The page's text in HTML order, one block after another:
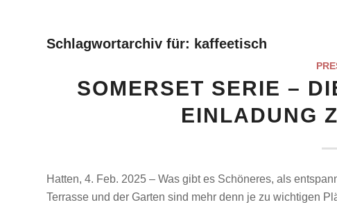
Schlagwortarchiv für: kaffeetisch
SOMERSET SERIE –
EINLADUNG
Hatten, 4. Feb. 2025 – Was gibt es Schöneres, als
Terrasse und der Garten sind mehr denn je zu wichtigen